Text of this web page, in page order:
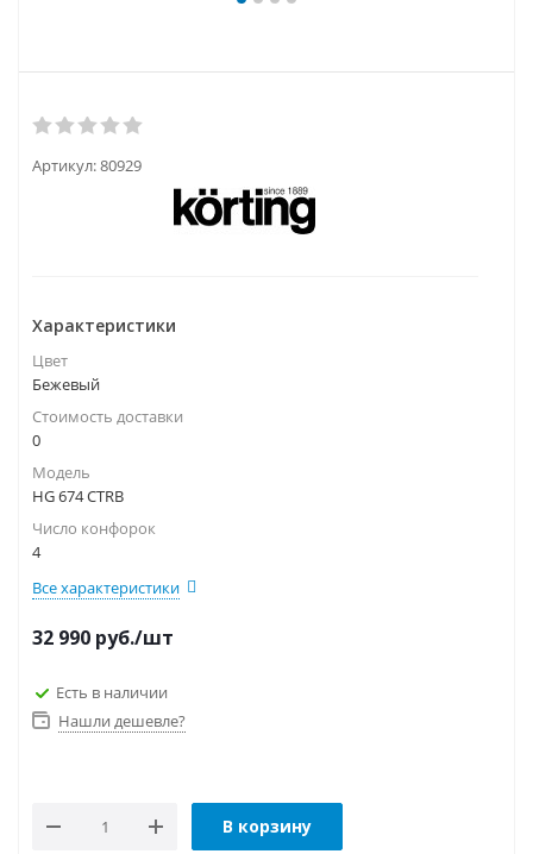
Артикул:80929
Характеристики
Цвет
Бежевый
Стоимость доставки
0
Модель
HG 674 CTRB
Число конфорок
4
Все характеристики
32 990 руб./шт
Есть в наличии
Нашли дешевле?
В корзину